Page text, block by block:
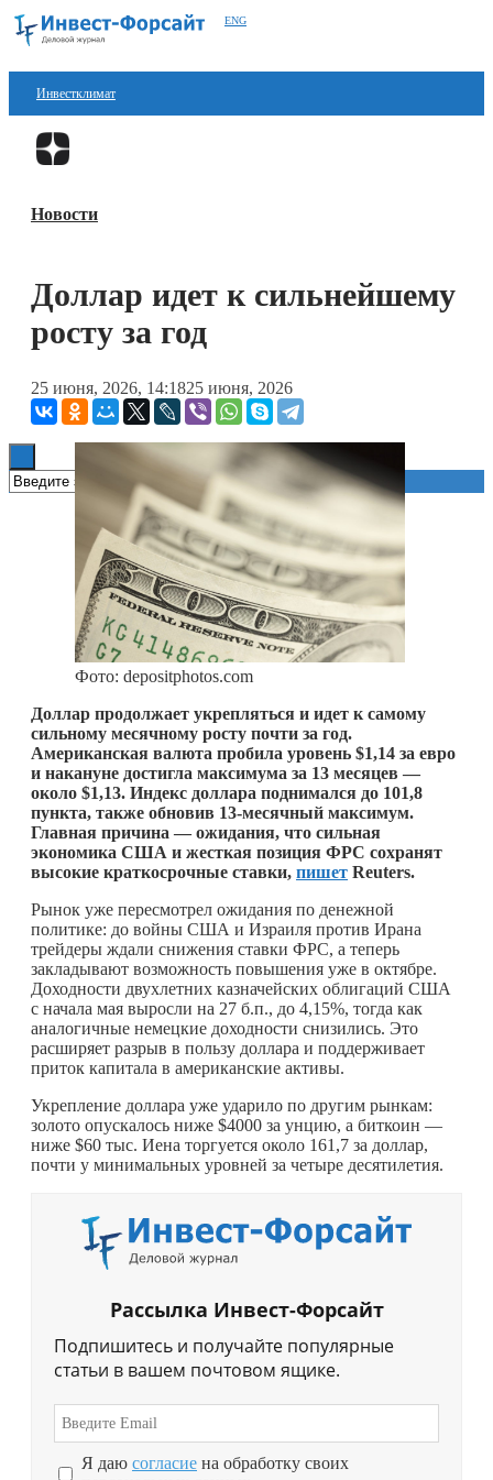
ENG
Инвестклимат
Финансы
Блокчейн
Технологии
Книги
Новости
Доллар идет к сильнейшему
росту за год
25 июня, 2026, 14:1825 июня, 2026
Фото: depositphotos.com
Доллар продолжает укрепляться и идет к самому
сильному месячному росту почти за год.
Американская валюта пробила уровень $1,14 за евро
и накануне достигла максимума за 13 месяцев —
около $1,13. Индекс доллара поднимался до 101,8
пункта, также обновив 13-месячный максимум.
Главная причина — ожидания, что сильная
экономика США и жесткая позиция ФРС сохранят
высокие краткосрочные ставки, пишет Reuters.
Рынок уже пересмотрел ожидания по денежной
политике: до войны США и Израиля против Ирана
трейдеры ждали снижения ставки ФРС, а теперь
закладывают возможность повышения уже в октябре.
Доходности двухлетних казначейских облигаций США
с начала мая выросли на 27 б.п., до 4,15%, тогда как
аналогичные немецкие доходности снизились. Это
расширяет разрыв в пользу доллара и поддерживает
приток капитала в американские активы.
Укрепление доллара уже ударило по другим рынкам:
золото опускалось ниже $4000 за унцию, а биткоин —
ниже $60 тыс. Иена торгуется около 161,7 за доллар,
почти у минимальных уровней за четыре десятилетия.
Рассылка Инвест-Форсайт
Подпишитесь и получайте популярные
статьи в вашем почтовом ящике.
Я даю согласие на обработку своих